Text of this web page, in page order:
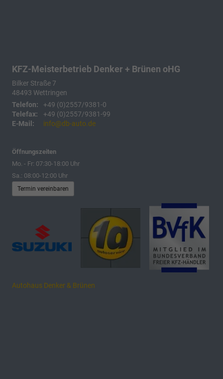
KFZ-Meisterbetrieb Denker + Brünen oHG
Bilker Straße 7
48493 Wettringen
Telefon:
+49 (0)2557/9381-0
Telefax:
+49 (0)2557/9381-99
E-Mail:
info@db-auto.de
Öffnungszeiten
Mo. - Fr: 07:30-18:00 Uhr
Sa.: 08:00-12:00 Uhr
Termin vereinbaren
Autohaus Denker & Brünen